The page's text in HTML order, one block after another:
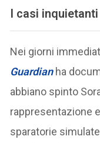
I casi inquietanti
Nei giorni
Guardianha
abbiano spinto
rappresentazione
sparatorie